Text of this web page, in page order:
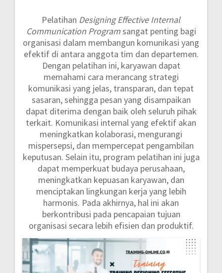
Pelatihan Designing Effective Internal
Communication Programsangat penting bagi
organisasi dalam membangun komunikasi yang
efektif di antara anggota tim dan departemen.
Dengan pelatihan ini, karyawan dapat
memahami cara merancang strategi
komunikasi yang jelas, transparan, dan tepat
sasaran, sehingga pesan yang disampaikan
dapat diterima dengan baik oleh seluruh pihak
terkait. Komunikasi internal yang efektif akan
meningkatkan kolaborasi, mengurangi
mispersepsi, dan mempercepat pengambilan
keputusan. Selain itu, program pelatihan ini juga
dapat memperkuat budaya perusahaan,
meningkatkan kepuasan karyawan, dan
menciptakan lingkungan kerja yang lebih
harmonis. Pada akhirnya, hal ini akan
berkontribusi pada pencapaian tujuan
organisasi secara lebih efisien dan produktif.